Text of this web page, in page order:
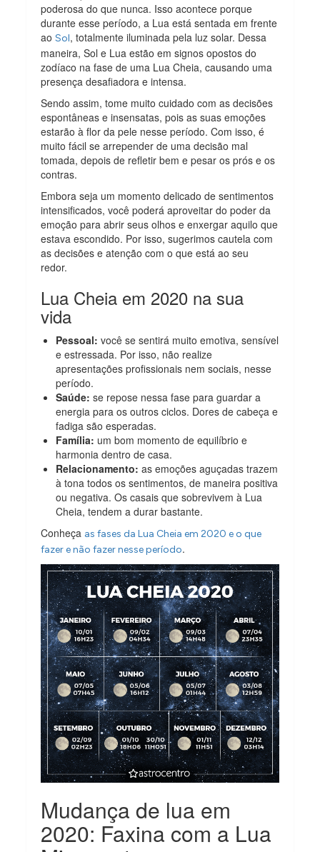
poderosa do que nunca. Isso acontece porque
durante esse período, a Lua está sentada em frente
aoSol, totalmente iluminada pela luz solar. Dessa
maneira, Sol e Lua estão em signos opostos do
zodíaco na fase de uma Lua Cheia, causando uma
presença desafiadora e intensa.
Sendo assim, tome muito cuidado com as decisões
espontâneas e insensatas, pois as suas emoções
estarão à flor da pele nesse período. Com isso, é
muito fácil se arrepender de uma decisão mal
tomada, depois de refletir bem e pesar os prós e os
contras.
Embora seja um momento delicado de sentimentos
intensificados, você poderá aproveitar do poder da
emoção para abrir seus olhos e enxergar aquilo que
estava escondido. Por isso, sugerimos cautela com
as decisões e atenção com o que está ao seu
redor.
Lua Cheia em 2020 na sua
vida
Pessoal: você se sentirá muito emotiva, sensível
e estressada. Por isso, não realize
apresentações profissionais nem sociais, nesse
período.
Saúde: se repose nessa fase para guardar a
energia para os outros ciclos. Dores de cabeça e
fadiga são esperadas.
Família: um bom momento de equilíbrio e
harmonia dentro de casa.
Relacionamento: as emoções aguçadas trazem
à tona todos os sentimentos, de maneira positiva
ou negativa. Os casais que sobrevivem à Lua
Cheia, tendem a durar bastante.
Conheça as fases da Lua Cheia em 2020 e o que
fazer e não fazer nesse período.
Mudança de lua em
2020: Faxina com a Lua